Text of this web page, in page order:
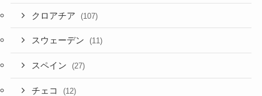
クロアチア (107)
スウェーデン (11)
スペイン (27)
チェコ (12)